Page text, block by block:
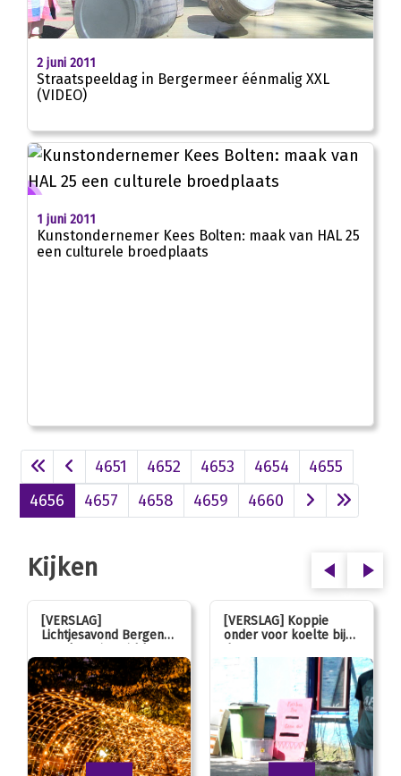
2 juni 2011
Straatspeeldag in Bergermeer éénmalig XXL
(VIDEO)
1 juni 2011
Kunstondernemer Kees Bolten: maak van HAL 25
een culturele broedplaats
4651 4652 4653 4654
4655
4656
4657 4658 4659 4660
Kijken
[VERSLAG]
Lichtjesavond Bergen
100 jarig jubileum!
[VERSLAG] Koppie
onder voor koelte bij